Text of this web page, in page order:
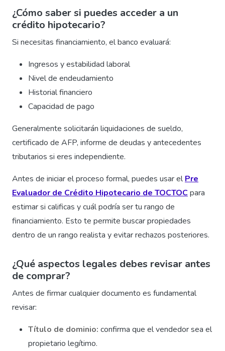
¿Cómo saber si puedes acceder a un
crédito hipotecario?
Si necesitas financiamiento, el banco evaluará:
Ingresos y estabilidad laboral
Nivel de endeudamiento
Historial financiero
Capacidad de pago
Generalmente solicitarán liquidaciones de sueldo,
certificado de AFP, informe de deudas y antecedentes
tributarios si eres independiente.
Antes de iniciar el proceso formal, puedes usar elPre
Evaluador de Crédito Hipotecario de TOCTOCpara
estimar si calificas y cuál podría ser tu rango de
financiamiento. Esto te permite buscar propiedades
dentro de un rango realista y evitar rechazos posteriores.
¿Qué aspectos legales debes revisar antes
de comprar?
Antes de firmar cualquier documento es fundamental
revisar:
Título de dominio: confirma que el vendedor sea el
propietario legítimo.